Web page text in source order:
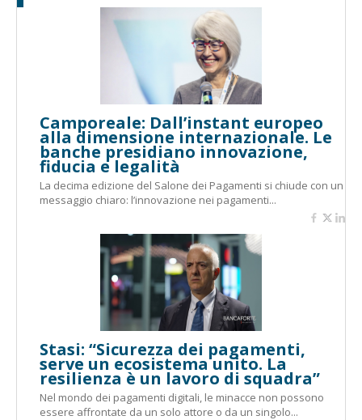
Camporeale: Dall’instant europeo
alla dimensione internazionale. Le
banche presidiano innovazione,
fiducia e legalità
La decima edizione del Salone dei Pagamenti si chiude con un
messaggio chiaro: l’innovazione nei pagamenti...
Stasi: “Sicurezza dei pagamenti,
serve un ecosistema unito. La
resilienza è un lavoro di squadra”
Nel mondo dei pagamenti digitali, le minacce non possono
essere affrontate da un solo attore o da un singolo...